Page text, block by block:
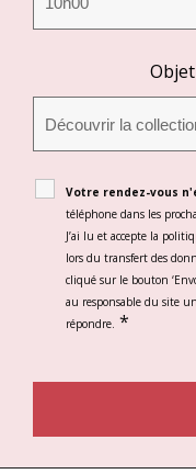
Votre rendez-vous
téléphone dans les
J’ai lu et accepte la
lors du transfert des
cliqué sur le bouton
au responsable du site
répondre. *